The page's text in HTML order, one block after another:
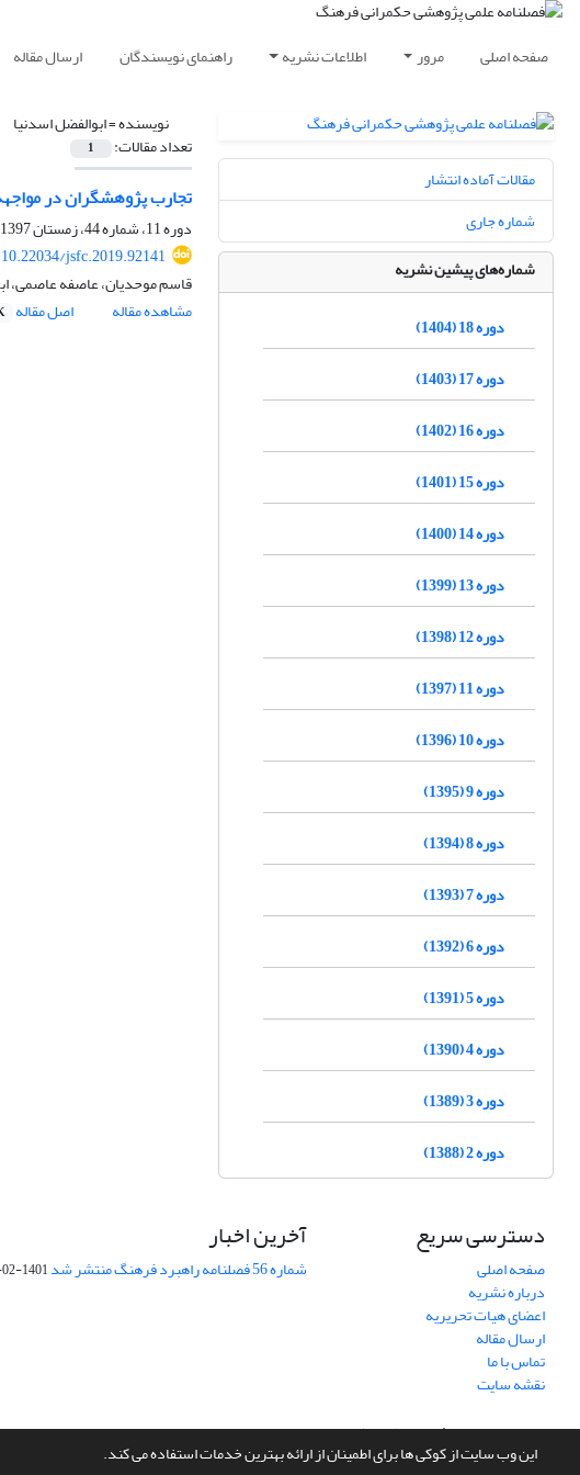
این وب سایت از کوکی ها برای اطمینان از ارائه بهترین خدمات استفاده می کند.
صفحه اصلی مرور اطلاعات نشریه راهنمای نویسندگان ارسال مقاله
نویسنده =ابوالفضل اسدنیا
تعداد مقالات: 1
تجارب پژوهشگران در
دوره 11، شماره 44، زمستان 1397، صفحه
10.22034/jsfc.2019.92141
قاسم موحدیان، عاصفه عاصمی،
مشاهده مقاله
اصل مقاله
مقالات آماده انتشار
شماره جاری
شماره‌های پیشین نشریه
دوره 18 (1404)
دوره 17 (1403)
دوره 16 (1402)
دوره 15 (1401)
دوره 14 (1400)
دوره 13 (1399)
دوره 12 (1398)
دوره 11 (1397)
دوره 10 (1396)
دوره 9 (1395)
دوره 8 (1394)
دوره 7 (1393)
دوره 6 (1392)
دوره 5 (1391)
دوره 4 (1390)
دوره 3 (1389)
دوره 2 (1388)
دسترسی سریع
صفحه اصلی
درباره نشریه
اعضای هیات تحریریه
ارسال مقاله
تماس با ما
نقشه سایت
آخرین اخبار
شماره 56 فصلنامه راهبرد فرهنگ منتشر شد 1401-02-26
سامانه مدیریت نشریات علمی.طراحی و پیاده سازی ازسیناوب